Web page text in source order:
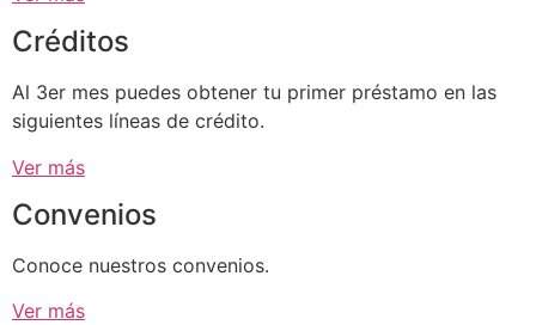
Créditos
Al 3er mes puedes obtener tu primer préstamo en las
siguientes líneas de crédito.
Ver más
Convenios
Conoce nuestros convenios.
Ver más